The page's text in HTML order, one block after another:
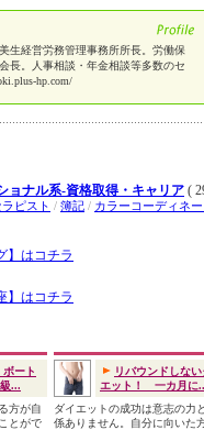
生経営労務管理事務所所長。労働保
長。人事相談・年金相談等多数のセ
hp.com/
ョナル系-資格取得・キャリア (
ピスト / 簿記 / カラーコーディネ
】はコチラ
】はコチラ
ート
...
方が自
とがで
リバウンドしな
エット！ 一カ月に
ダイエットの成功は意志の力
係ありません。自分に向いた